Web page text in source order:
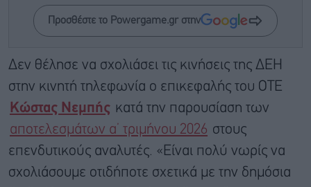
Προσθέστε το Powergame.gr στην
Δεν θέλησε να σχολιάσει τις κινήσεις της ΔΕΗ
στην κινητή τηλεφωνία ο επικεφαλής του ΟΤΕ
Κώστας Νεμπής κατά την παρουσίαση των
αποτελεσμάτων α’ τριμήνου 2026 στους
επενδυτικούς αναλυτές. «Είναι πολύ νωρίς να
σχολιάσουμε οτιδήποτε σχετικά με την δημόσια